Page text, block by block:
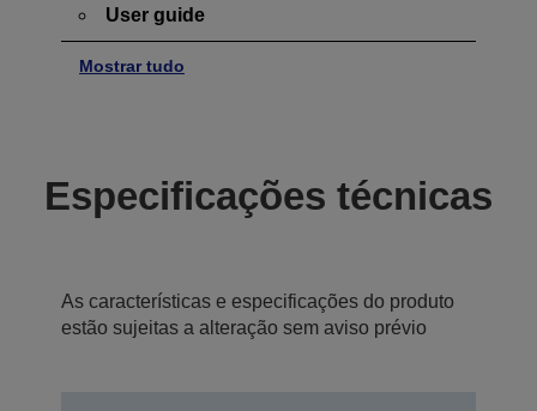
User guide
Mostrar tudo
Especificações técnicas
As características e especificações do produto
estão sujeitas a alteração sem aviso prévio